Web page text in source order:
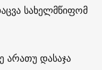
სახელმწიფომ
არათუ დასაჯა